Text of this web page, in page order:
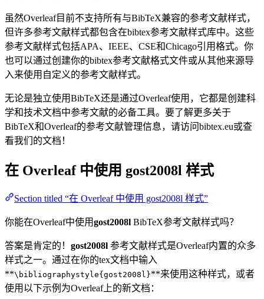
虽然Overleaf目前不支持所有与BibTeX兼容的参考文献样式，
但许多参考文献样式都包含在bibtex参考文献样式库中。这些
参考文献样式包括APA、IEEE、CSE和Chicago引用格式。你
也可以通过创建你的bibtex参考文献格式文件或从其他来源导
入来使用自定义的参考文献样式。
无论是独立使用BibTeX还是通过Overleaf使用，它都是创建科
学和技术文档中参考文献的必备工具。要了解更多关于
BibTeX和Overleaf的参考文献管理信息，请访问bibtex.eu或查
看我们的文档！
在 Overleaf 中使用 gost2008l 样式
Section titled “在 Overleaf 中使用 gost2008l 样式”
你能在Overleaf中使用gost2008l BibTeX参考文献样式吗？
答案是肯定的！ gost2008l 参考文献样式是Overleaf内置的众多
样式之一。通过在你的tex文档中输入
**\bibliographystyle{gost2008l}**来使用这种样式，或者
使用以下示例为Overleaf上的新文档：